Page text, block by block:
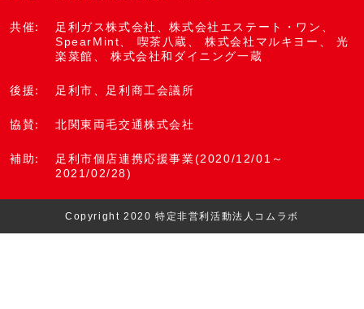
共催 足利ガス株式会社 、株式会社エステート・ワン
SpearMint
喫茶八蔵 、株式会社マルキヨー
、 光
楽菜館、 株式会社和ダイニング一蔵
後援 足利市 足利商工会議所
協賛 北関東両毛交通株式会社
補助
足利市個店連携応援事業(2020/12/01～
2021/02/28)
Copyright 2020 特定非営利活動法人コムラボ